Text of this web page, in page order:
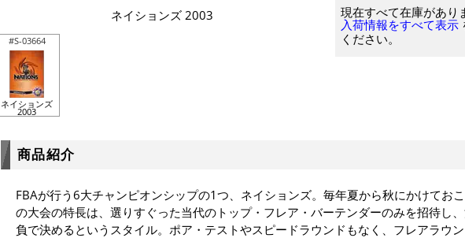
ネイションズ 2003
#S-03664
ネイションズ
2003
現在すべて在庫があり
入荷情報をすべて表示
ください。
商品紹介
FBAが行う6大チャンピオンシップの1つ、ネイションズ。毎年夏から秋にかけてお
の大会の特長は、選りすぐった当代のトップ・フレア・バーテンダーのみを招待し
負で決めるというスタイル。ポア・テストやスピードラウンドもなく、フレアラウ